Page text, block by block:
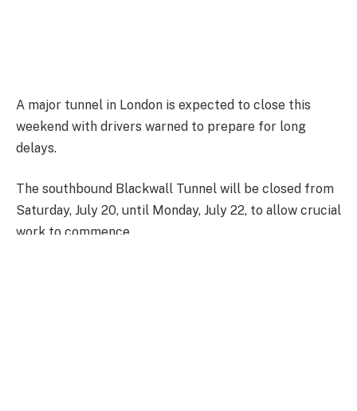
A major tunnel in London is expected to close this
weekend with drivers warned to prepare for long
delays.
The southbound Blackwall Tunnel will be closed from
Saturday, July 20, until Monday, July 22, to allow crucial
work to commence.